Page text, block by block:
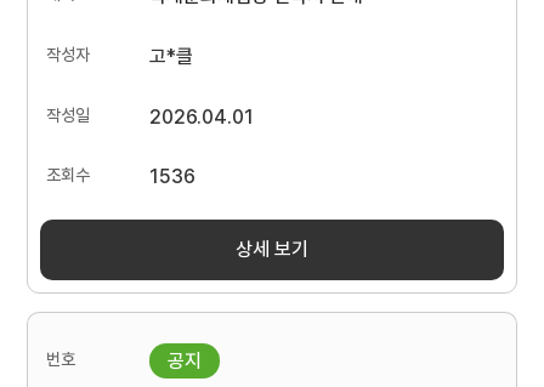
고*클
2026.04.01
1536
상세 보기